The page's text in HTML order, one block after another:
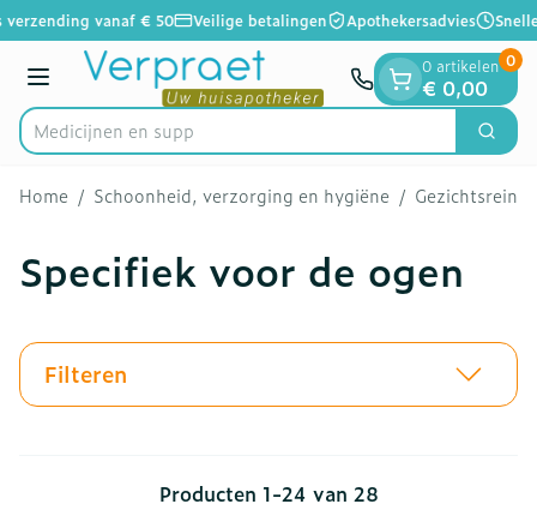
Ga naar de inhoud
1 van 1vanaf € 50 Veilige betalingen Apothekersadvies
Menu
Product, merk, categorie...
Zoek
0 artikelen
€ 0,00
0
Home / Schoonheid, verzorging en hygiëne /
Specifiek voor de ogen
Filteren
Producten 1-24 van 28